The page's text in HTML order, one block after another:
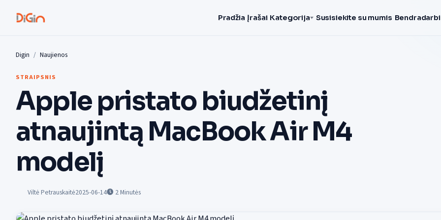
Pradžia Įrašai Kategorija Susisiekite su mumis
Digin Naujienos
STRAIPSNIS
Apple pristato biudžetinį
atnaujintą MacBook Air M4
modelį
Viltė Petrauskaitė2025-06-14 2Minutės